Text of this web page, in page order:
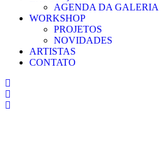
AGENDA DA GALERIA
WORKSHOP
PROJETOS
NOVIDADES
ARTISTAS
CONTATO